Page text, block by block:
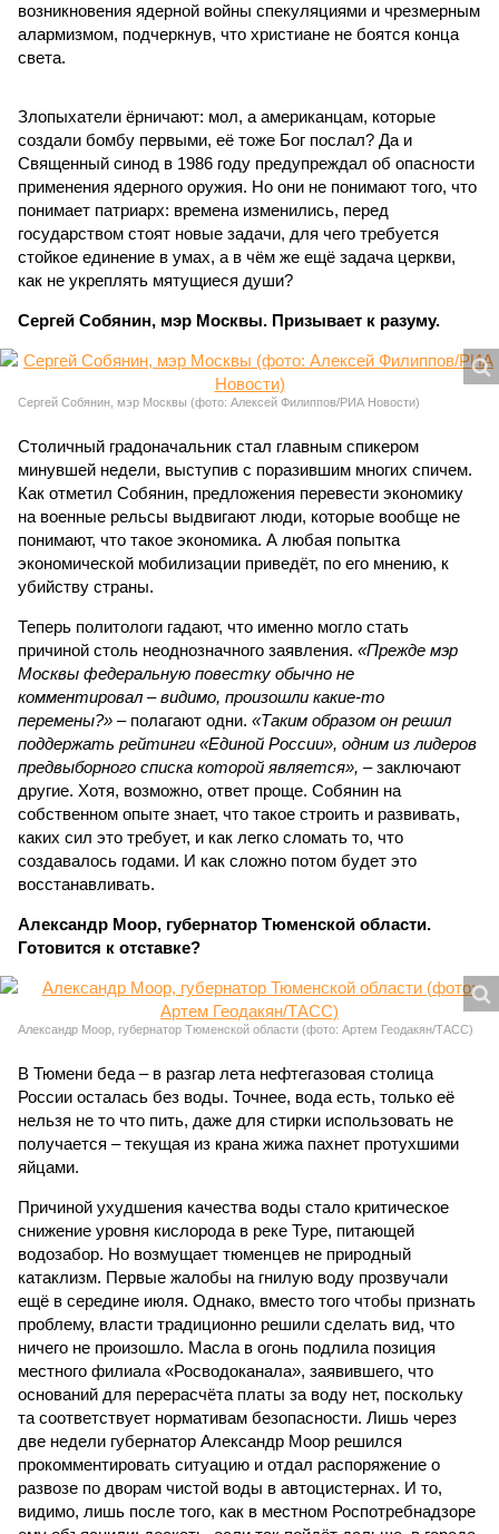
возникновения ядерной войны спекуляциями и чрезмерным
алармизмом, подчеркнув, что христиане не боятся конца
света.
Злопыхатели ёрничают: мол, а американцам, которые
создали бомбу первыми, её тоже Бог послал? Да и
Священный синод в 1986 году предупреждал об опасности
применения ядерного оружия. Но они не понимают того, что
понимает патриарх: времена изменились, перед
государством стоят новые задачи, для чего требуется
стойкое единение в умах, а в чём же ещё задача церкви,
как не укреплять мятущиеся души?
Сергей Собянин, мэр Москвы. Призывает к разуму.
Сергей Собянин, мэр Москвы (фото: Алексей Филиппов/РИА Новости)
Столичный градоначальник стал главным спикером
минувшей недели, выступив с поразившим многих спичем.
Как отметил Собянин, предложения перевести экономику
на военные рельсы выдвигают люди, которые вообще не
понимают, что такое экономика. А любая попытка
экономической мобилизации приведёт, по его мнению, к
убийству страны.
Теперь политологи гадают, что именно могло стать
причиной столь неоднозначного заявления. «Прежде мэр
Москвы федеральную повестку обычно не
комментировал – видимо, произошли какие-то
перемены?» – полагают одни. «Таким образом он решил
поддержать рейтинги «Единой России», одним из лидеров
предвыборного списка которой является», – заключают
другие. Хотя, возможно, ответ проще. Собянин на
собственном опыте знает, что такое строить и развивать,
каких сил это требует, и как легко сломать то, что
создавалось годами. И как сложно потом будет это
восстанавливать.
Александр Моор, губернатор Тюменской области.
Готовится к отставке?
Александр Моор, губернатор Тюменской области (фото: Артем Геодакян/ТАСС)
В Тюмени беда – в разгар лета нефтегазовая столица
России осталась без воды. Точнее, вода есть, только её
нельзя не то что пить, даже для стирки использовать не
получается – текущая из крана жижа пахнет протухшими
яйцами.
Причиной ухудшения качества воды стало критическое
снижение уровня кислорода в реке Туре, питающей
водозабор. Но возмущает тюменцев не природный
катаклизм. Первые жалобы на гнилую воду прозвучали
ещё в середине июля. Однако, вместо того чтобы признать
проблему, власти традиционно решили сделать вид, что
ничего не произошло. Масла в огонь подлила позиция
местного филиала «Росводоканала», заявившего, что
оснований для перерасчёта платы за воду нет, поскольку
та соответствует нормативам безопасности. Лишь через
две недели губернатор Александр Моор решился
прокомментировать ситуацию и отдал распоряжение о
развозе по дворам чистой воды в автоцистернах. И то,
видимо, лишь после того, как в местном Роспотребнадзоре